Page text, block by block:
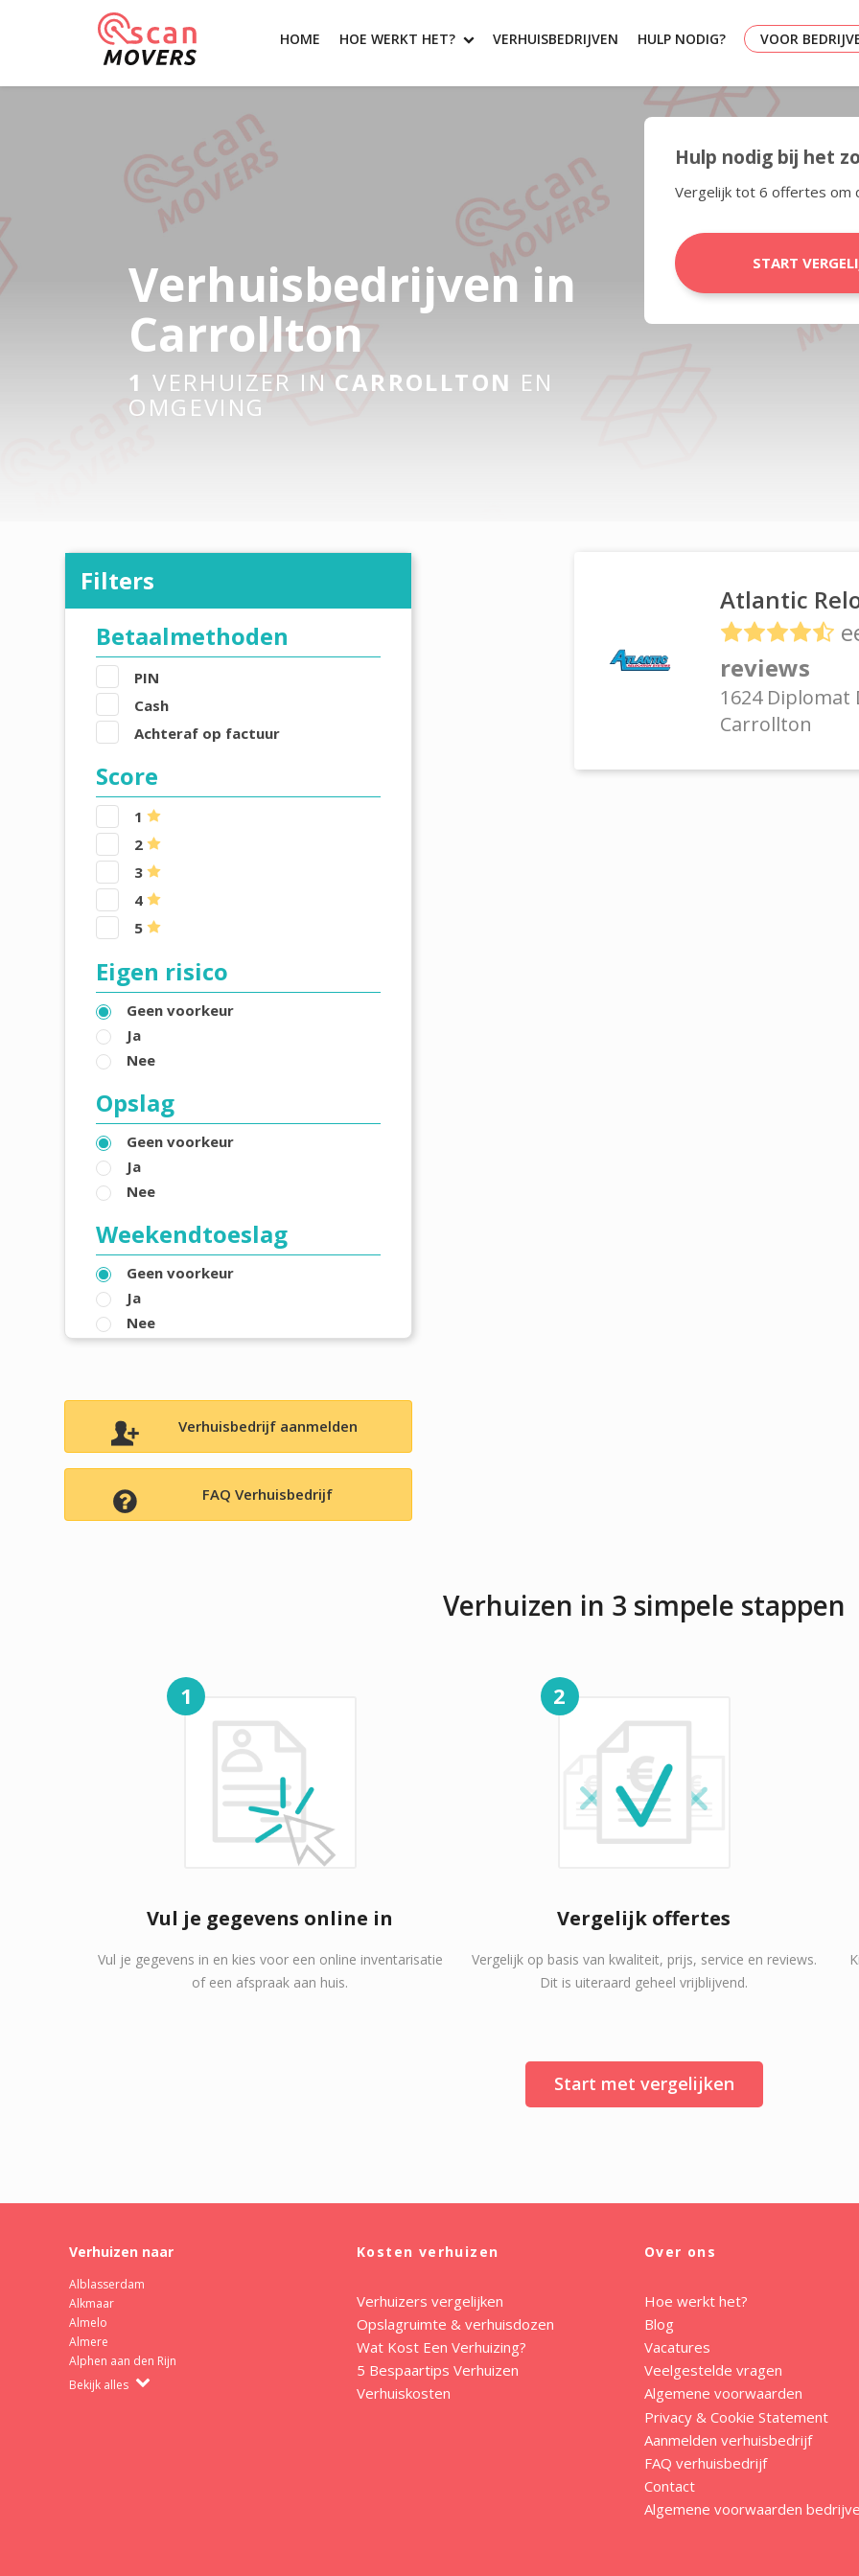
HOME HOE WERKT HET? VERHUISBEDRIJVEN HULP NODIG? VOOR
Verhuisbedrijven in
Carrollton
1 VERHUIZER IN CARROLLTON EN
OMGEVING
Hulp nodig bij het
Vergelijk tot 6 offertes om
START
Filters
Betaalmethoden
PIN
Cash
Achteraf op factuur
Score
1
2
3
4
5
Eigen risico
Geen voorkeur
Ja
Nee
Opslag
Geen voorkeur
Ja
Nee
Weekendtoeslag
Geen voorkeur
Ja
Nee
Verhuisbedrijf aanmelden
FAQ Verhuisbedrijf
Atlantic
reviews
1624 Diplomat
Carrollton
Verhuizen in 3 simpele stappen
1
Vul je gegevens online in
Vul je gegevens in en kies voor een online inventarisatie
of een afspraak aan huis.
2
Vergelijk offertes
Vergelijk op basis van kwaliteit, prijs, service en reviews.
Dit is uiteraard geheel vrijblijvend.
Start met vergelijken
Verhuizen naar
Alblasserdam
Alkmaar
Almelo
Almere
Alphen aan den Rijn
Bekijk alles
Kosten verhuizen
Verhuizers vergelijken
Opslagruimte & verhuisdozen
Wat Kost Een Verhuizing?
5 Bespaartips Verhuizen
Verhuiskosten
Over ons
Hoe werkt het?
Blog
Vacatures
Veelgestelde vragen
Algemene voorwaarden
Privacy & Cookie Statement
Aanmelden verhuisbedrijf
FAQ verhuisbedrijf
Contact
Algemene voorwaarden